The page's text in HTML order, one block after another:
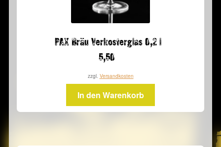
PAX Bräu Verkosterglas 0,2 l
5,50
zzgl. Versandkosten
In den Warenkorb